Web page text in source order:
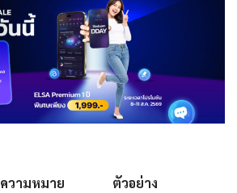
ความหมาย
ตัวอย่าง